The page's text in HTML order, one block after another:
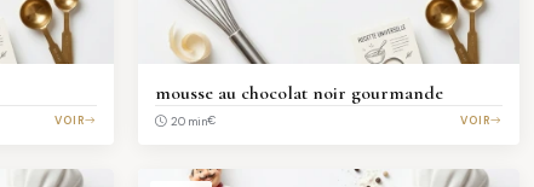
VOIR
mousse au chocolat noir gourmande
20 min€ VOIR